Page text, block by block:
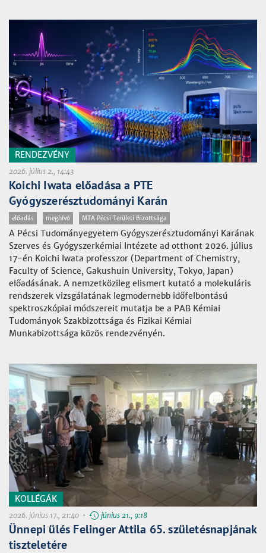
RENDEZVÉNY
2026. július 2., 14:43
Koichi Iwata előadása a PTE
Gyógyszerésztudományi Karán
előadás meghívó MTA Pécsi Területi Bizottsága
A Pécsi Tudományegyetem Gyógyszerésztudományi Karának
Szerves és Gyógyszerkémiai Intézete ad otthont 2026. július
17-én Koichi Iwata professzor (Department of Chemistry,
Faculty of Science, Gakushuin University, Tokyo, Japan)
előadásának. A nemzetközileg elismert kutató a molekuláris
rendszerek vizsgálatának legmodernebb időfelbontású
spektroszkópiai módszereit mutatja be a PAB Kémiai
Tudományok Szakbizottsága és Fizikai Kémiai
Munkabizottsága közös rendezvényén.
KOLLÉGÁK
2026. június 17., 21:40 • június 21., 9:18
Ünnepi ülés Felinger Attila 65. születésnapjának
tiszteletére